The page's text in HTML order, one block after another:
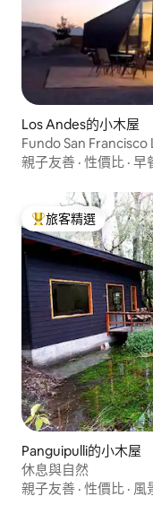
Los Andes的小木屋
Fundo San Francisco
親子友善 · 性價比 · 早
旅客精選榜首
旅客精選
Panguipulli的小木屋
休息與自然
親子友善 · 性價比 · 風